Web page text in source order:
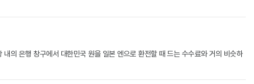
의 은행 창구에서 대한민국 원을 일본 엔으로 환전할 때 드는 수수료와 거의 비슷하